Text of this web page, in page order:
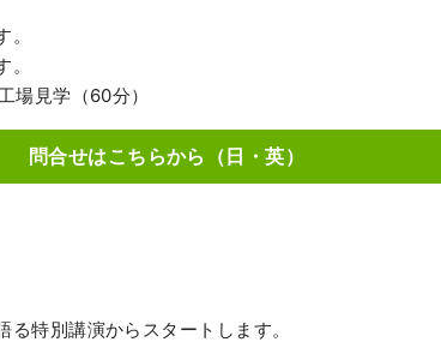
見学（60分）
問合せはこちらから（日・英）
特別講演からスタートします。